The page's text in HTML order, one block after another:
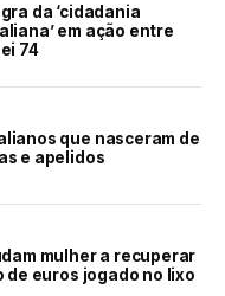
da ‘cidadania
em ação entre
74
que nasceram de
e apelidos
mulher a recuperar
de euros jogado no lixo